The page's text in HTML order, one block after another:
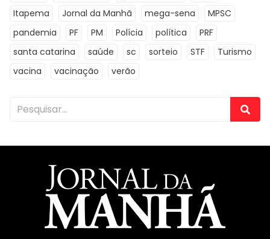
Itapema
Jornal da Manhã mega-sena
MPSC
pandemia
PF PM Polícia política
PRF
santa catarina
saúde sc sorteio STF
Turismo
vacina
vacinação verão